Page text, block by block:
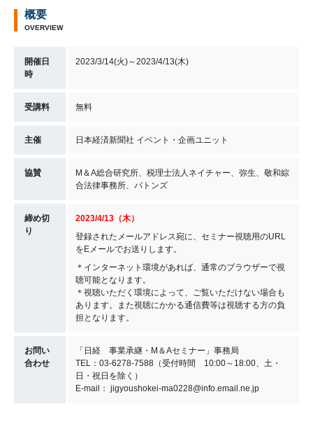
概要
OVERVIEW
開催日
時
2023/3/14(火)～2023/4/13(木)
受講料 無料
主催 日本経済新聞社 イベント・企画ユニット
協賛
M＆A総合研究所、税理士法人ネイチャー、弥生、敬和綜
合法律事務所、バトンズ
締め切
り
2023/4/13（木）
登録されたメールアドレス宛に、セミナー視聴用のURL
をEメールでお送りします。
＊インターネット環境があれば、通常のブラウザーで視
聴可能となります。
＊視聴いただく環境によって、ご覧いただけない場合も
あります。また視聴にかかる通信費等は視聴する方の負
担となります。
お問い
合わせ
「日経 事業承継・M＆Aセミナー」事務局
TEL：03-6278-7588（受付時間 10:00～18:00、土・
日・祝日を除く）
E-mail： jigyoushokei-ma0228@info.email.ne.jp